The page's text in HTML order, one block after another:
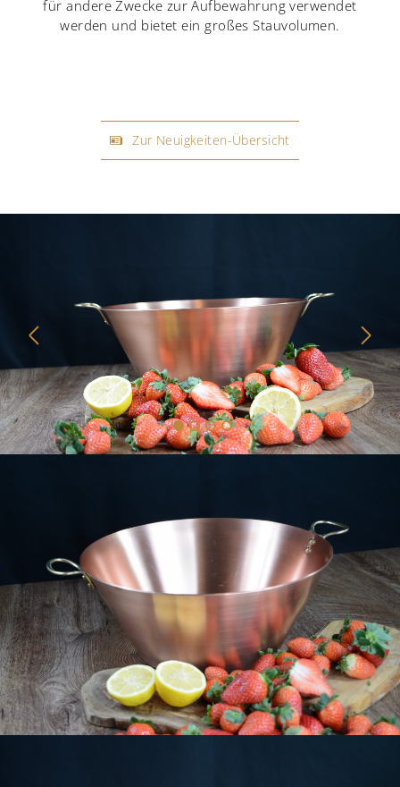
für andere Zwecke zur Aufbewahrung verwendet
werden und bietet ein großes Stauvolumen.
Zur Neuigkeiten-Übersicht
download